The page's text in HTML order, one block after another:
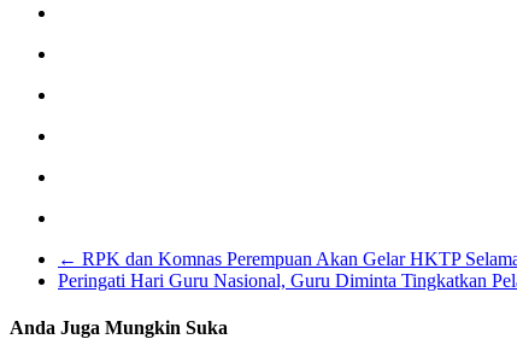
← RPK dan Komnas Perempuan Akan Gelar HKTP
Peringati Hari Guru Nasional, Guru Diminta Tingkatkan
Anda Juga Mungkin Suka